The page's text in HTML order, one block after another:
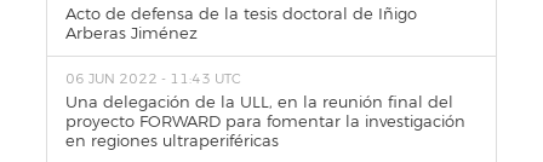
Acto de defensa de la tesis doctoral de Iñigo
Arberas Jiménez
06 JUN 2022 - 11:43 UTC
Una delegación de la ULL, en la reunión final del
proyecto FORWARD para fomentar la investigación
en regiones ultraperiféricas